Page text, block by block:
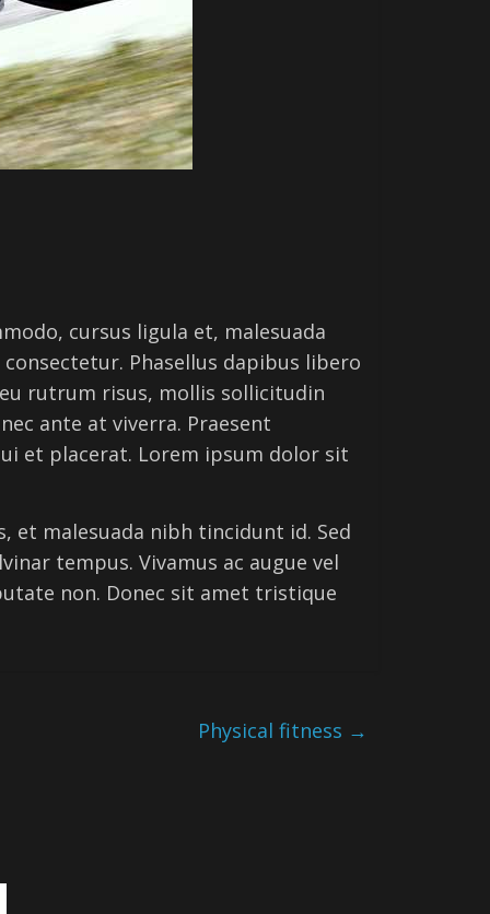
cursus ligula et, malesuada
Phasellus dapibus libero
rutrum risus, mollis sollicitudin
ante at viverra. Praesent
et placerat. Lorem ipsum dolor sit
et malesuada nibh tincidunt id. Sed
tempus. Vivamus ac augue vel
non. Donec sit amet tristique
Physical fitness →